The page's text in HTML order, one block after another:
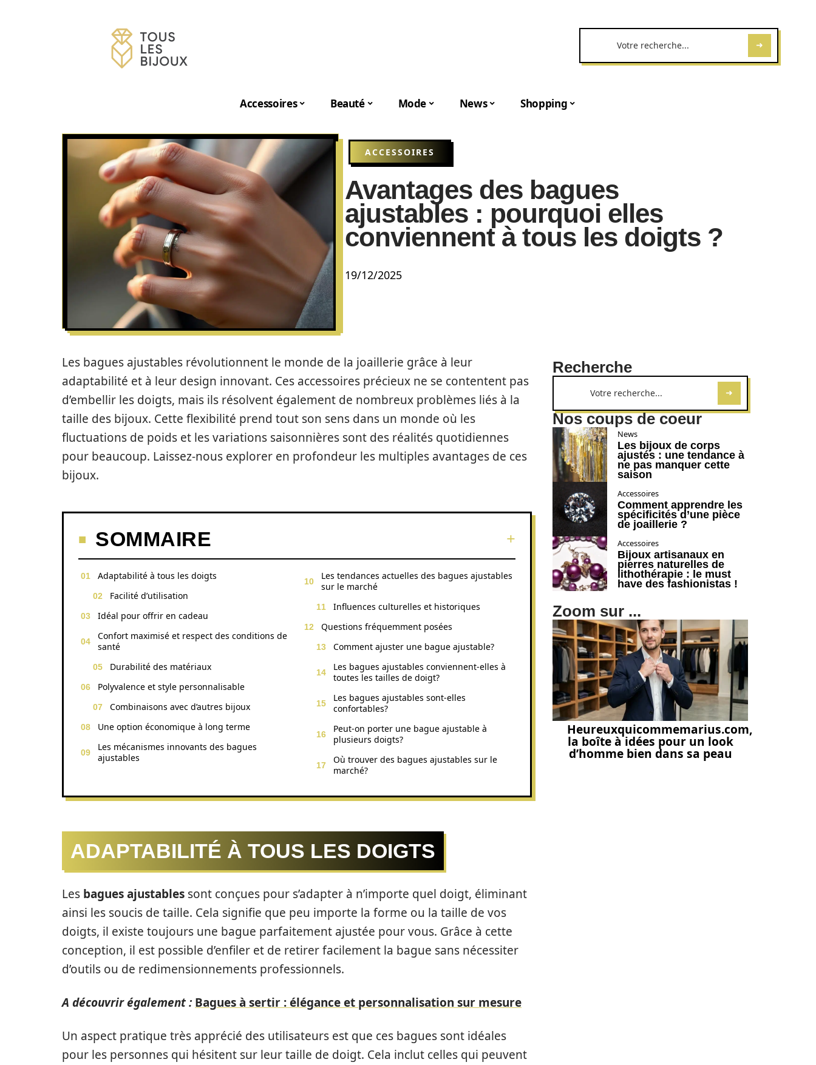
Accessoires Beauté Mode News Shopping
ACCESSOIRES
Avantages des bagues
ajustables : pourquoi elles
conviennent à tous les doigts ?
19/12/2025
Les bagues ajustables révolutionnent le monde de la joaillerie grâce à leur
adaptabilité et à leur design innovant. Ces accessoires précieux ne se contentent pas
d’embellir les doigts, mais ils résolvent également de nombreux problèmes liés à la
taille des bijoux. Cette flexibilité prend tout son sens dans un monde où les
fluctuations de poids et les variations saisonnières sont des réalités quotidiennes
pour beaucoup. Laissez-nous explorer en profondeur les multiples avantages de ces
bijoux.
SOMMAIRE
Adaptabilité à tous les doigts
Facilité d’utilisation
Idéal pour offrir en cadeau
Confort maximisé et respect des conditions de
santé
Durabilité des matériaux
Polyvalence et style personnalisable
Combinaisons avec d’autres bijoux
Une option économique à long terme
Les mécanismes innovants des bagues
ajustables
Les tendances actuelles des bagues ajustables
sur le marché
Influences culturelles et historiques
Questions fréquemment posées
Comment ajuster une bague ajustable?
Les bagues ajustables conviennent-elles à
toutes les tailles de doigt?
Les bagues ajustables sont-elles
confortables?
Peut-on porter une bague ajustable à
plusieurs doigts?
Où trouver des bagues ajustables sur le
marché?
ADAPTABILITÉ À TOUS LES DOIGTS
Les bagues ajustables sont conçues pour s’adapter à n’importe quel doigt, éliminant
ainsi les soucis de taille. Cela signifie que peu importe la forme ou la taille de vos
doigts, il existe toujours une bague parfaitement ajustée pour vous. Grâce à cette
conception, il est possible d’enfiler et de retirer facilement la bague sans nécessiter
d’outils ou de redimensionnements professionnels.
A découvrir également : Bagues à sertir : élégance et personnalisation sur mesure
Un aspect pratique très apprécié des utilisateurs est que ces bagues sont idéales
pour les personnes qui hésitent sur leur taille de doigt. Cela inclut celles qui peuvent
Recherche
Nos coups de coeur
News
Les bijoux de corps
ajustés : une tendance à
ne pas manquer cette
saison
Accessoires
Comment apprendre les
spécificités d’une pièce
de joaillerie ?
Accessoires
Bijoux artisanaux en
pierres naturelles de
lithothérapie : le must
have des fashionistas !
Zoom sur ...
Heureuxquicommemarius.com,
la boîte à idées pour un look
d’homme bien dans sa peau